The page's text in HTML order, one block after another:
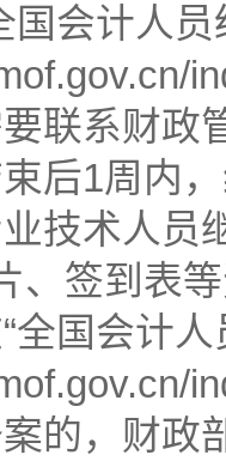
国会计人
联系财政
后1周内
业技术人
、签到表
全国会计
的，财政